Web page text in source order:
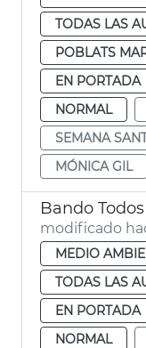
TODAS LAS
POBLATS
EN PORTADA
NORMAL
SEMANA
MÓNICA GIL
Bando
modificado
MEDIO
TODAS LAS
EN PORTADA
NORMAL